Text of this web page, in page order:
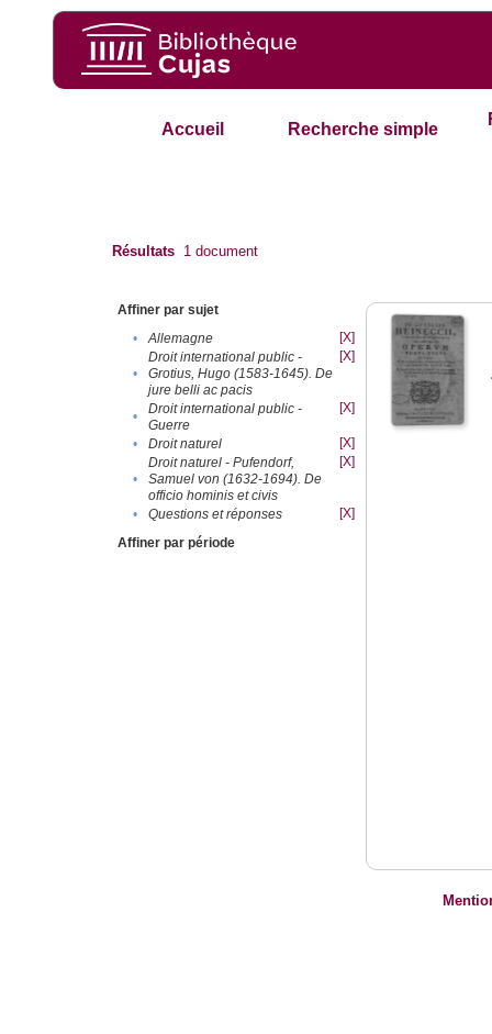
Accueil Recherche simple
Résultats 1 document
Affiner par sujet
•
Allemagne [X]
•
Droit international public -
Grotius, Hugo (1583-1645). De
jure belli ac pacis
[X]
•
Droit international public -
Guerre
[X]
• Droit naturel [X]
•
Droit naturel - Pufendorf,
Samuel von (1632-1694). De
officio hominis et civis
[X]
• Questions et réponses
[X]
Affiner par période